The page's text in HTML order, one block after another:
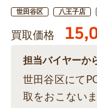
世田谷区 八王子店
買取価格
担当バイヤーか
世田谷区にて
取をおこない